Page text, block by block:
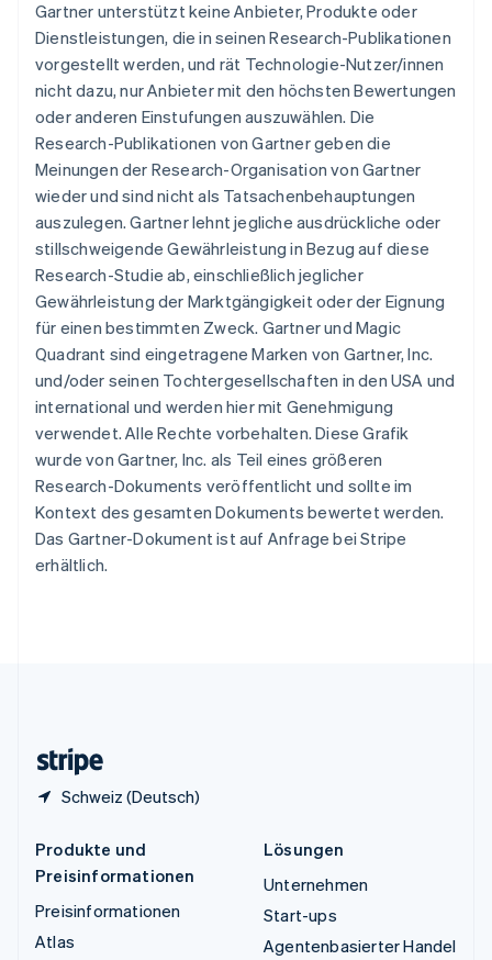
Gartner unterstützt keine Anbieter, Produkte oder
Dienstleistungen, die in seinen Research-Publikationen
vorgestellt werden, und rät Technologie-Nutzer/innen
nicht dazu, nur Anbieter mit den höchsten Bewertungen
oder anderen Einstufungen auszuwählen. Die
Research-Publikationen von Gartner geben die
Meinungen der Research-Organisation von Gartner
wieder und sind nicht als Tatsachenbehauptungen
auszulegen. Gartner lehnt jegliche ausdrückliche oder
stillschweigende Gewährleistung in Bezug auf diese
Research-Studie ab, einschließlich jeglicher
Gewährleistung der Marktgängigkeit oder der Eignung
für einen bestimmten Zweck. Gartner und Magic
Quadrant sind eingetragene Marken von Gartner, Inc.
und/oder seinen Tochtergesellschaften in den USA und
international und werden hier mit Genehmigung
verwendet. Alle Rechte vorbehalten. Diese Grafik
wurde von Gartner, Inc. als Teil eines größeren
Research-Dokuments veröffentlicht und sollte im
Kontext des gesamten Dokuments bewertet werden.
Das Gartner-Dokument ist auf Anfrage bei Stripe
erhältlich.
Schweiz (Deutsch)
English
Portugal
Português English
Rumänien
English
Schweden
SvenskaEnglish
Schweiz
Deutsch FrançaisItalianoEnglish
Singapur
English简体中文
Slowakei
English
Slowenien
EnglishItaliano
Sonderverwaltungsregion Hongkong,
China
English简体中文
Spanien
EspañolEnglish
Thailand
ไทยEnglish
Tschechische Republik
English
Ungarn
English
Produkte und
Preisinformationen
Preisinformationen
Atlas
Lösungen
Unternehmen
Start-ups
Agentenbasierter Handel